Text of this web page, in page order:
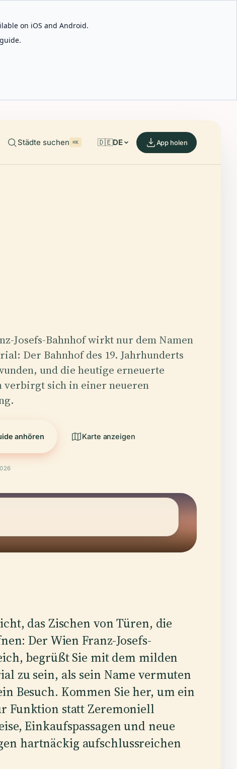
on iOS and Android.
Städte suchen ⌘K 🇩🇪DE App holen
Josefs-Bahnhof wirkt nur dem Namen
Der Bahnhof des 19. Jahrhunderts
und die heutige erneuerte
verbirgt sich in einer neueren
anhören Karte anzeigen
das Zischen von Türen, die
Der Wien Franz-Josefs-
begrüßt Sie mit dem milden
zu sein, als sein Name vermuten
Besuch. Kommen Sie her, um ein
Funktion statt Zeremoniell
Einkaufspassagen und neue
hartnäckig aufschlussreichen